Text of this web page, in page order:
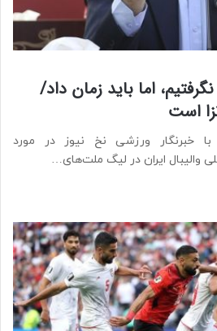
اما باید زمان داد/
است
خبرنگار ورزشی نخ نیوز در مورد
والیبال ایران در لیگ ملت‌های…